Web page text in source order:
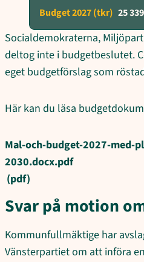
25 339
Socialdemokraterna,
deltog inte i budgetbeslutet.
eget budgetförslag som
Här kan du läsa
Mal-och-budget-2027-med-
2030.docx.pdf
(pdf)
Svar på motion
Kommunfullmäktige har
Vänsterpartiet om att införa